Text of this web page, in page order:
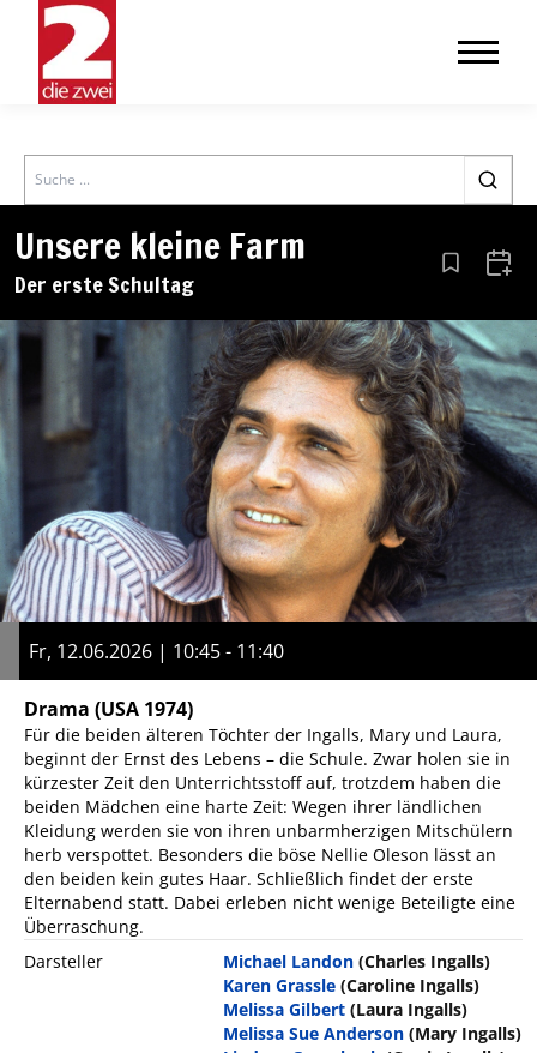
Search
Unsere kleine Farm
Der erste Schultag Aus den
Fr, 12.06.2026 | 10:45 - 11:40
Drama (USA 1974)
Für die beiden älteren Töchter der Ingalls, Mary und Laura,
beginnt der Ernst des Lebens – die Schule. Zwar holen sie in
kürzester Zeit den Unterrichtsstoff auf, trotzdem haben die
beiden Mädchen eine harte Zeit: Wegen ihrer ländlichen
Kleidung werden sie von ihren unbarmherzigen Mitschülern
herb verspottet. Besonders die böse Nellie Oleson lässt an
den beiden kein gutes Haar. Schließlich findet der erste
Elternabend statt. Dabei erleben nicht wenige Beteiligte eine
Überraschung.
Darsteller
Michael Landon (Charles Ingalls)
Karen Grassle (Caroline Ingalls)
Melissa Gilbert (Laura Ingalls)
Melissa Sue Anderson (Mary Ingalls)